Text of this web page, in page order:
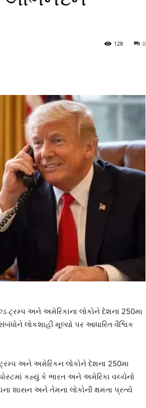
0
128
ટ્રમ્પ અને અમેરિકાના લોકોને દેશના 250મા
લોકશાહી મૂલ્યો પર આધારિત વૈશ્વિક
ટ્રમ્પ અને અમેરિકન લોકોને દેશના 250મા
કહ્યું કે ભારત અને અમેરિકા વચ્ચેનો
શાસન અને તેમના લોકોની ક્ષમતા પ્રત્યે